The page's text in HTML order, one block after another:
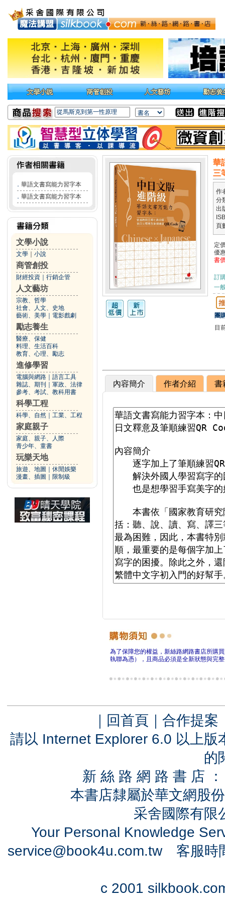
． 華語文書寫能力習字本
． 華語文書寫能力習字本
文學小說
文學 小說
商管創投
財經投資 行銷企管
人文藝坊
宗教、哲學
社會、人文、史地
藝術、美學
電影戲劇
勵志養生
醫療、保健
料理、生活百科
教育、心理、勵志
進修學習
電腦與網路
語言工具
雜誌、期刊
軍政、法律
參考、考試、教科用書
科學工程
科學、自然 工業、工程
家庭親子
家庭、親子、人際
青少年、童書
玩樂天地
旅遊、地圖
休閒娛樂
漫畫、插圖
限制級
華
三
作
分
出
頁
定
優
書
訂
一
團
目
內容簡介 作者介紹 書
為了保障您的權益，新絲路網路書店所購
執聯為憑），且商品必須是全新狀態與完
｜ 回首頁 ｜ 合作提案
請以 Internet Explorer 6.0 以上
的
新 絲 路 網 路 書 店
本書店隸屬於華文網股
采舍國際有
Your Personal Knowledge
service@book4u.com.tw客服時
c 2001